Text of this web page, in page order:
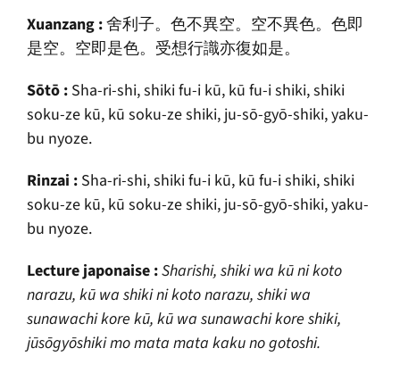
Xuanzang :舍利子。色不異空。空不異色。色即
是空。空即是色。受想行識亦復如是。
Sōtō: Sha-ri-shi, shiki fu-i kū, kū fu-i shiki, shiki
soku-ze kū, kū soku-ze shiki, ju-sō-gyō-shiki, yaku-
bu nyoze.
Rinzai : Sha-ri-shi, shiki fu-i kū, kū fu-i shiki, shiki
soku-ze kū, kū soku-ze shiki, ju-sō-gyō-shiki, yaku-
bu nyoze.
Lecture japonaise :Sharishi, shiki wa kūni koto
narazu, kūwa shiki ni koto narazu, shiki wa
sunawachi kore kū, kūwa sunawachi kore shiki,
jūsōgyōshiki mo mata mata kaku no gotoshi.